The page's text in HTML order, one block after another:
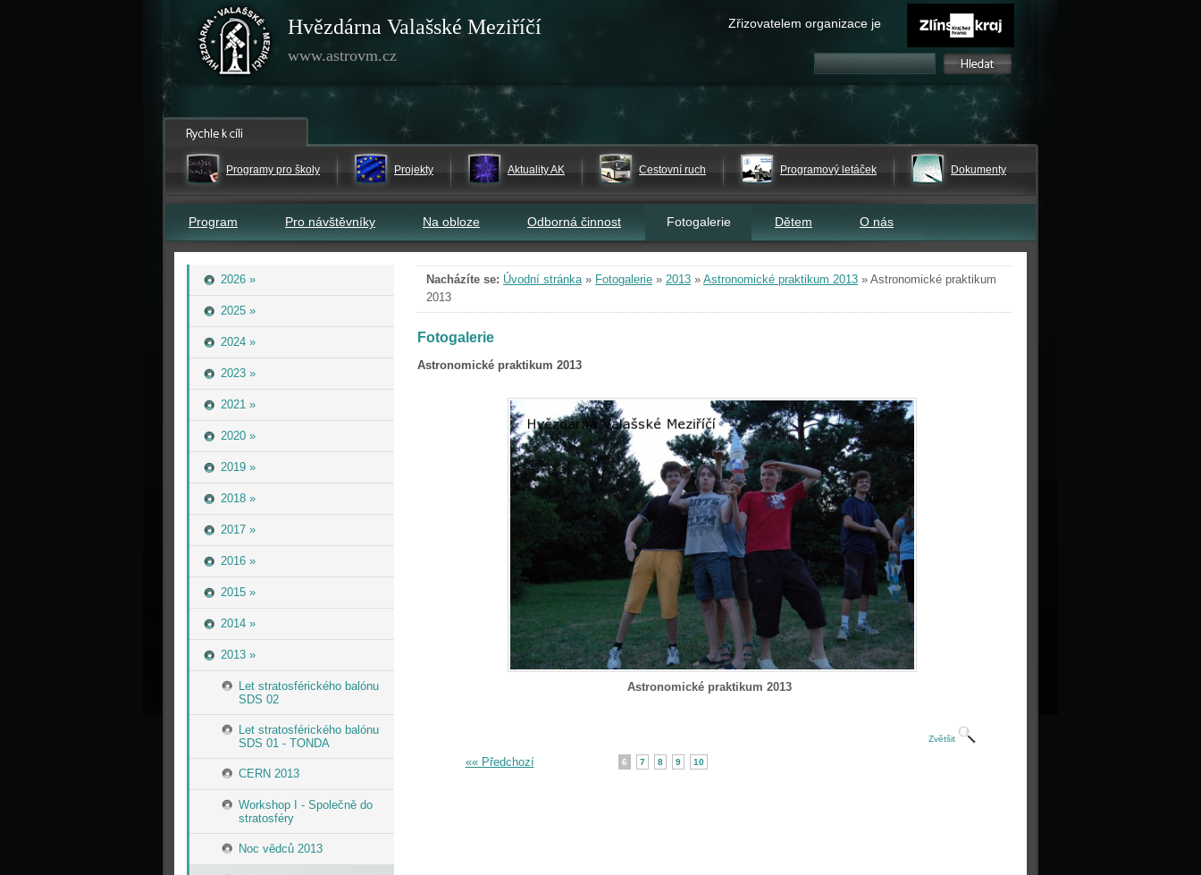
Hvězdárna Valašské Meziříčí
www.astrovm.cz
Zřizovatelem organizace je
Programy pro školy Projekty Aktuality AK Cestovní ruch Programový letáček Dokumenty
Program Pro návštěvníky Na obloze Odborná činnost Fotogalerie Dětem O nás
2026 »
2025 »
2024 »
2023 »
2021 »
2020 »
2019 »
2018 »
2017 »
2016 »
2015 »
2014 »
2013 »
Let stratosférického balónu
SDS 02
Let stratosférického balónu
SDS 01 - TONDA
CERN 2013
Workshop I - Společně do
stratosféry
Noc vědců 2013
Nacházíte se: Úvodní stránka» Fotogalerie » 2013 » Astronomické praktikum 2013 » Astronomické praktikum
2013
Fotogalerie
Astronomické praktikum 2013
Astronomické praktikum 2013
Zvětšit
«« Předchozí 6 7 8 9 10